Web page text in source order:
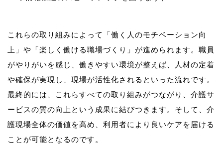
これらの取り組みによって「働く人のモチベーション向
上」や「楽しく働ける職場づくり」が進められます。職員
がやりがいを感じ、働きやすい環境が整えば、人材の定着
や確保が実現し、現場が活性化されるといった流れです。
最終的には、これらすべての取り組みがつながり、介護サ
ービスの質の向上という成果に結びつきます。そして、介
護現場全体の価値を高め、利用者により良いケアを届ける